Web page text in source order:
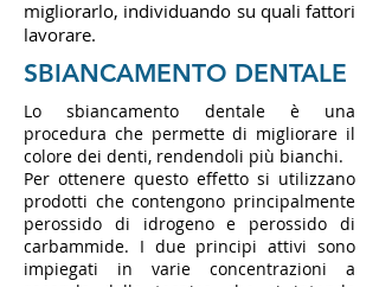
migliorarlo, individuando su quali fattori
lavorare.
SBIANCAMENTO DENTALE
Lo sbiancamento dentale è una
procedura che permette di migliorare il
colore dei denti, rendendoli più bianchi.
Per ottenere questo effetto si utilizzano
prodotti che contengono principalmente
perossido di idrogeno e perossido di
carbammide. I due principi attivi sono
impiegati in varie concentrazioni a